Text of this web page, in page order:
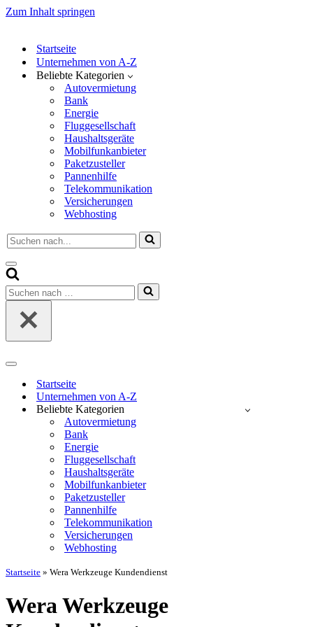
Zum Inhalt springen
Startseite
Unternehmen von A-Z
Beliebte Kategorien
Autovermietung
Bank
Energie
Fluggesellschaft
Haushaltsgeräte
Mobilfunkanbieter
Paketzusteller
Pannenhilfe
Telekommunikation
Versicherungen
Webhosting
Suchen
nach …
Navigationsmenü
Suchen
nach …
Navigationsmenü
Startseite
Unternehmen von A-Z
Beliebte Kategorien
Autovermietung
Bank
Energie
Fluggesellschaft
Haushaltsgeräte
Mobilfunkanbieter
Paketzusteller
Pannenhilfe
Telekommunikation
Versicherungen
Webhosting
Startseite » Wera Werkzeuge Kundendienst
Wera Werkzeuge